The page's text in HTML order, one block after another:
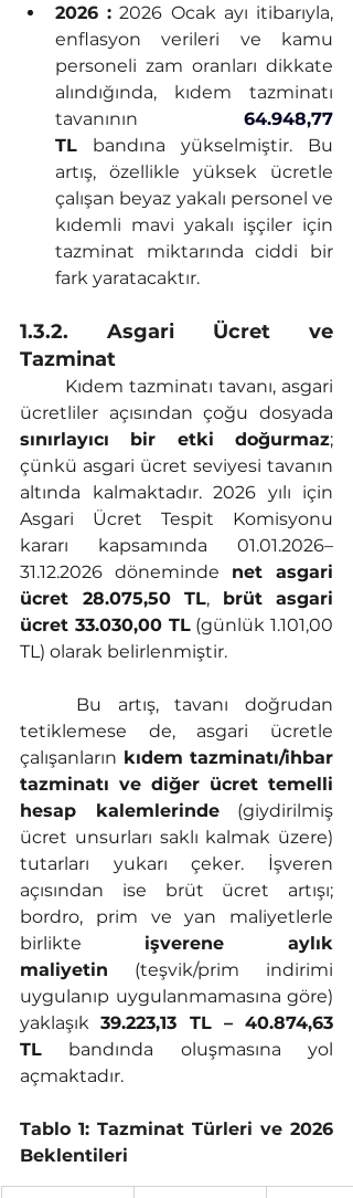
2026 : 2026 Ocak ayı itibarıyla,
enflasyon verileri ve kamu
personeli zam oranları dikkate
alındığında, kıdem tazminatı
tavanının 64.948,77
TL bandına yükselmiştir. Bu
artış, özellikle yüksek ücretle
çalışan beyaz yakalı personel ve
kıdemli mavi yakalı işçiler için
tazminat miktarında ciddi bir
fark yaratacaktır.
1.3.2. Asgari Ücret ve
Tazminat
Kıdem tazminatı tavanı, asgari
sınırlayıcı bir etki doğurmaz;
çünkü asgari ücret seviyesi tavanın
altında kalmaktadır. 2026 yılı için
Asgari Ücret Tespit Komisyonu
kararı kapsamında 01.01.2026–
31.12.2026 döneminde net asgari
ücret 28.075,50 TL, brüt asgari
ücret 33.030,00 TL (günlük 1.101,00
TL) olarak belirlenmiştir.
tetiklemese de, asgari ücretle
çalışanların kıdem tazminatı/ihbar
tazminatı ve diğer ücret temelli
hesap kalemlerinde (giydirilmiş
ücret unsurları saklı kalmak üzere)
tutarları yukarı çeker. İşveren
açısından ise brüt ücret artışı;
bordro, prim ve yan maliyetlerle
birlikte işverene aylık
maliyetin (teşvik/prim indirimi
uygulanıp uygulanmamasına göre)
yaklaşık 39.223,13 TL – 40.874,63
TL bandında oluşmasına yol
açmaktadır.
Tablo 1: Tazminat Türleri ve 2026
Beklentileri